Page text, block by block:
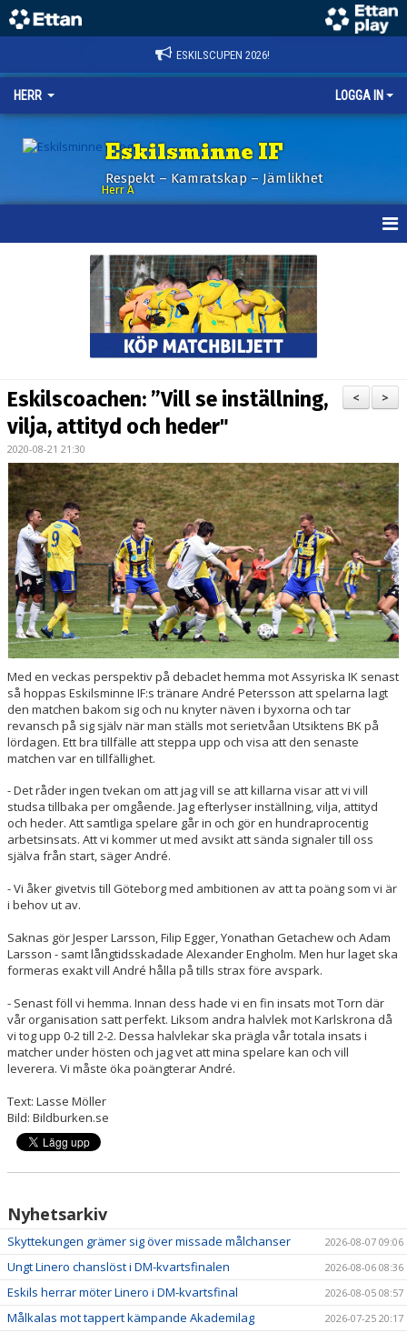
ESKILSCUPEN 2026!
HERR LOGGA IN
Eskilsminne IF
Respekt – Kamratskap – Jämlikhet
Herr A
BILDGALLERI
KONTAKT
MATCHER
ETTAN SÖDRA
>
<
Eskilscoachen: ”Vill se inställning,
vilja, attityd och heder"
2020-08-21 21:30
Med en veckas perspektiv på debaclet hemma mot Assyriska IK senast
så hoppas Eskilsminne IF:s tränare André Petersson att spelarna lagt
den matchen bakom sig och nu knyter näven i byxorna och tar
revansch på sig själv när man ställs mot serietvåan Utsiktens BK på
lördagen. Ett bra tillfälle att steppa upp och visa att den senaste
matchen var en tillfällighet.
- Det råder ingen tvekan om att jag vill se att killarna visar att vi vill
studsa tillbaka per omgående. Jag efterlyser inställning, vilja, attityd
och heder. Att samtliga spelare går in och gör en hundraprocentig
arbetsinsats. Att vi kommer ut med avsikt att sända signaler till oss
själva från start, säger André.
- Vi åker givetvis till Göteborg med ambitionen av att ta poäng som vi är
i behov ut av.
Saknas gör Jesper Larsson, Filip Egger, Yonathan Getachew och Adam
Larsson - samt långtidsskadade Alexander Engholm. Men hur laget ska
formeras exakt vill André hålla på tills strax före avspark.
- Senast föll vi hemma. Innan dess hade vi en fin insats mot Torn där
vår organisation satt perfekt. Liksom andra halvlek mot Karlskrona då
vi tog upp 0-2 till 2-2. Dessa halvlekar ska prägla vår totala insats i
matcher under hösten och jag vet att mina spelare kan och vill
leverera. Vi måste öka poängterar André.
Text: Lasse Möller
Bild: Bildburken.se
Nyhetsarkiv
Skyttekungen grämer sig över missade målchanser 2026-08-07 09:06
Ungt Linero chanslöst i DM-kvartsfinalen 2026-08-06 08:36
Eskils herrar möter Linero i DM-kvartsfinal 2026-08-05 08:57
Målkalas mot tappert kämpande Akademilag 2026-07-25 20:17